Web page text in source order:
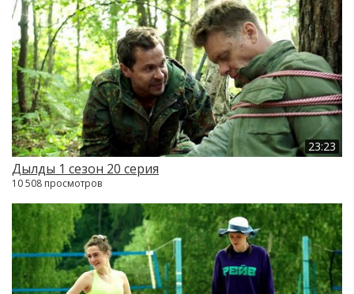
23:23
Дылды 1 сезон 20 серия
10 508 просмотров